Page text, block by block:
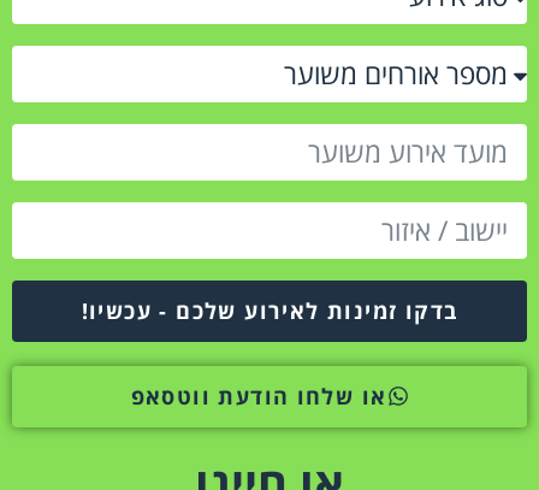
בדקו זמינות לאירוע שלכם - עכשיו!
או שלחו הודעת ווטסאפ